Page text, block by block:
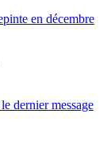
en décembre
dernier message